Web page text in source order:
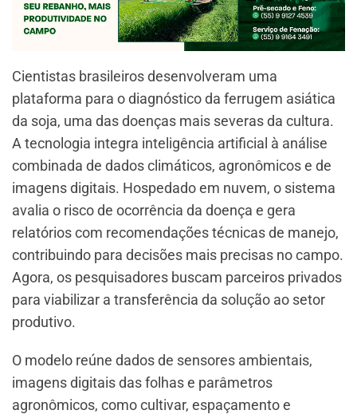
Cientistas brasileiros desenvolveram uma
plataforma para o diagnóstico da ferrugem asiática
da soja, uma das doenças mais severas da cultura.
A tecnologia integra inteligência artificial à análise
combinada de dados climáticos, agronômicos e de
imagens digitais. Hospedado em nuvem, o sistema
avalia o risco de ocorrência da doença e gera
relatórios com recomendações técnicas de manejo,
contribuindo para decisões mais precisas no campo.
Agora, os pesquisadores buscam parceiros privados
para viabilizar a transferência da solução ao setor
produtivo.
O modelo reúne dados de sensores ambientais,
imagens digitais das folhas e parâmetros
agronômicos, como cultivar, espaçamento e